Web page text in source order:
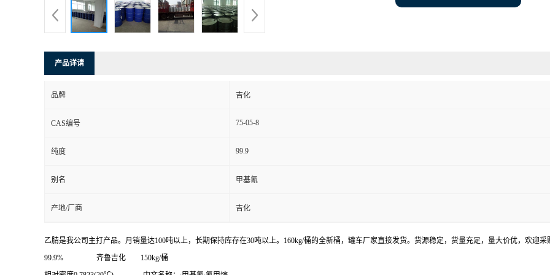
产品详请
品牌 吉化
CAS编号 75-05-8
纯度 99.9
别名 甲基氰
产地/厂商 吉化
乙腈是我公司主打产品。月销量达100吨以上，长期保持库存在30吨以上。160kg/桶的全新桶，罐车厂家直接发货。货源稳定，货量充足，量大价优，欢迎采
99.9% 齐鲁吉化 150kg/桶